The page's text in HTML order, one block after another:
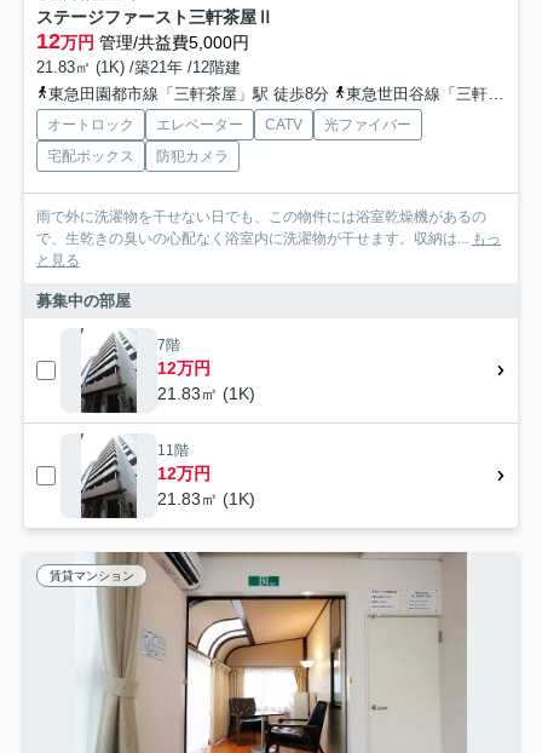
ステージファースト三軒茶屋Ⅱ
12万円 管理/共益費5,000円
21.83㎡ (1K) /築21年 /12階建
東急田園都市線「三軒茶屋」駅 徒歩8分
東急世田谷線「三軒茶屋」駅 徒歩9分
オートロック エレベーター CATV
光ファイバー
宅配ボックス
防犯カメラ
雨で外に洗濯物を干せない日でも、この物件には浴室乾燥機があるの
で、生乾きの臭いの心配なく浴室内に洗濯物が干せます。収納は... もっ
と見る
募集中の部屋
7階
12万円
21.83㎡ (1K)
11階
12万円
21.83㎡ (1K)
賃貸マンション